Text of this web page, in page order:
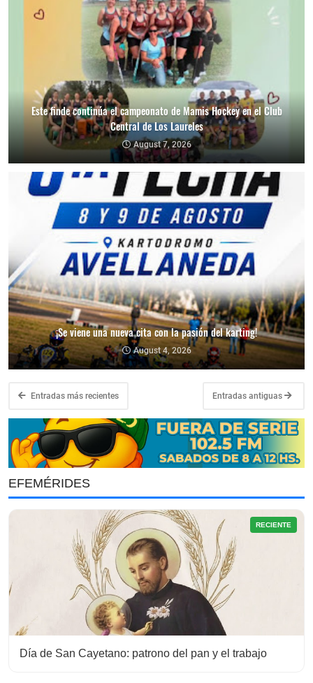
Este finde continúa el campeonato de Mamis Hockey en el Club
Central de Los Laureles
August 7, 2026
¡Se viene una nueva cita con la pasión del karting!
August 4, 2026
Entradas más recientes Entradas antiguas
EFEMÉRIDES
RECIENTE
Día de San Cayetano: patrono del pan y el trabajo